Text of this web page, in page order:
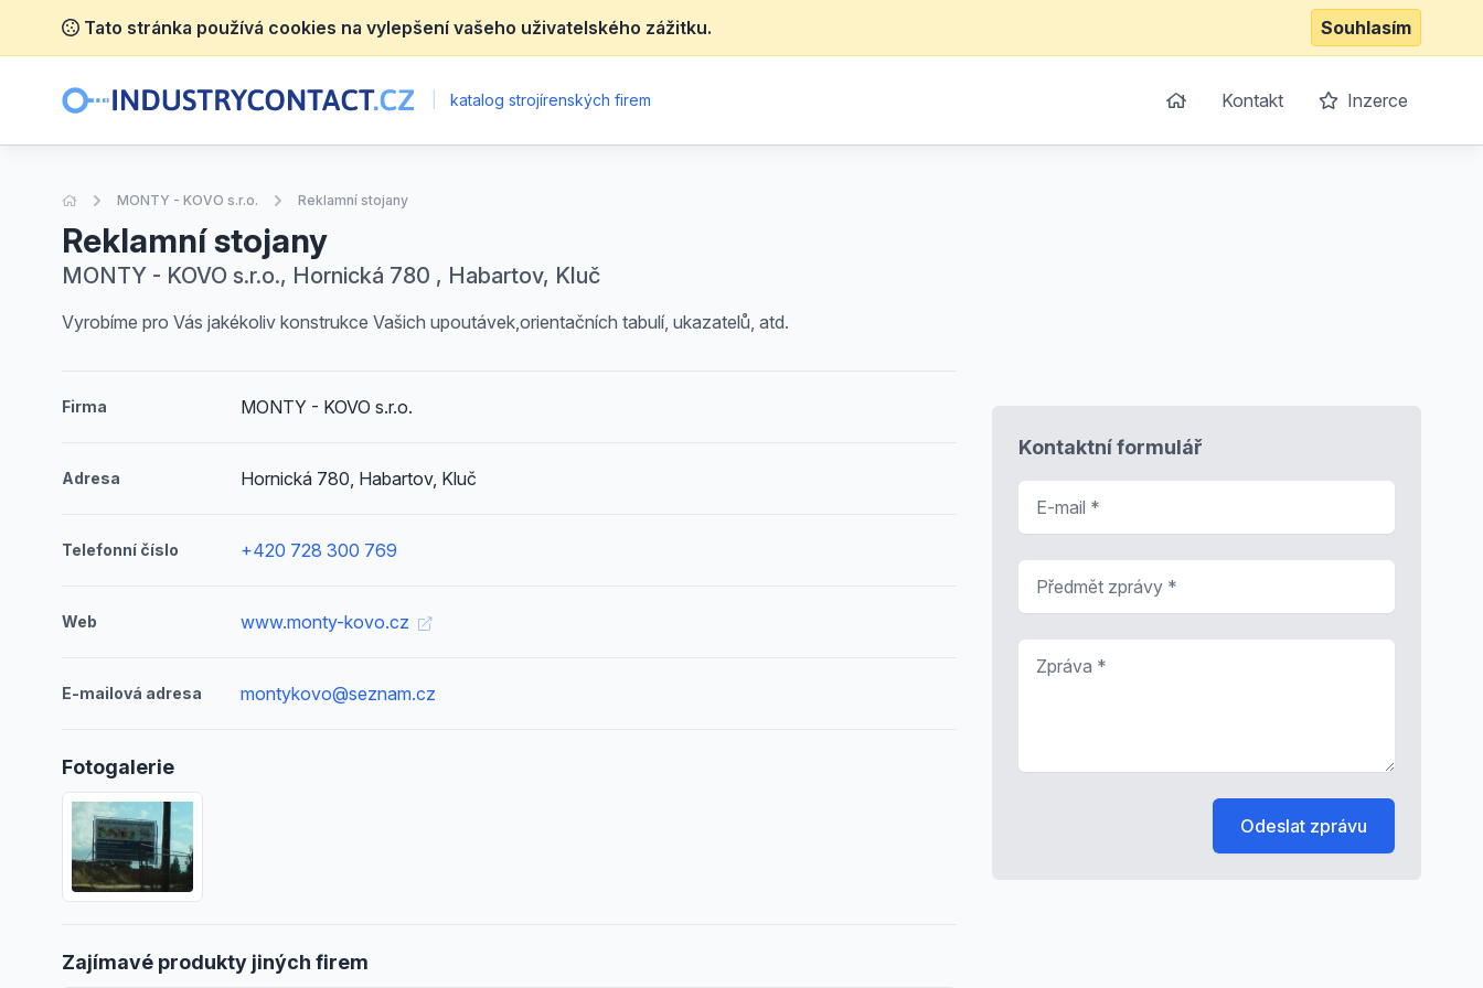
Tato stránka používá cookies na vylepšení vašeho uživatelského zážitku. Souhlasím
katalog strojírenských firem Kontakt Inzerce
Úvodní stránka
MONTY - KOVO s.r.o. Reklamní stojany
Reklamní stojany
MONTY - KOVO s.r.o., Hornická 780 , Habartov, Kluč
Vyrobíme pro Vás jakékoliv konstrukce Vašich upoutávek,orientačních tabulí, ukazatelů, atd.
Firma MONTY - KOVO s.r.o.
Adresa Hornická 780, Habartov, Kluč
Telefonní číslo +420 728 300 769
Web www.monty-kovo.cz
E-mailová adresa montykovo@seznam.cz
Fotogalerie
Zajímavé produkty jiných firem
Kontaktní formulář
Odeslat zprávu